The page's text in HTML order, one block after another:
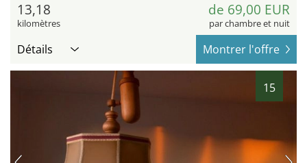
13,18
kilomètres
de 69,00 EUR
par chambre et nuit
Détails Montrer l'offre
15